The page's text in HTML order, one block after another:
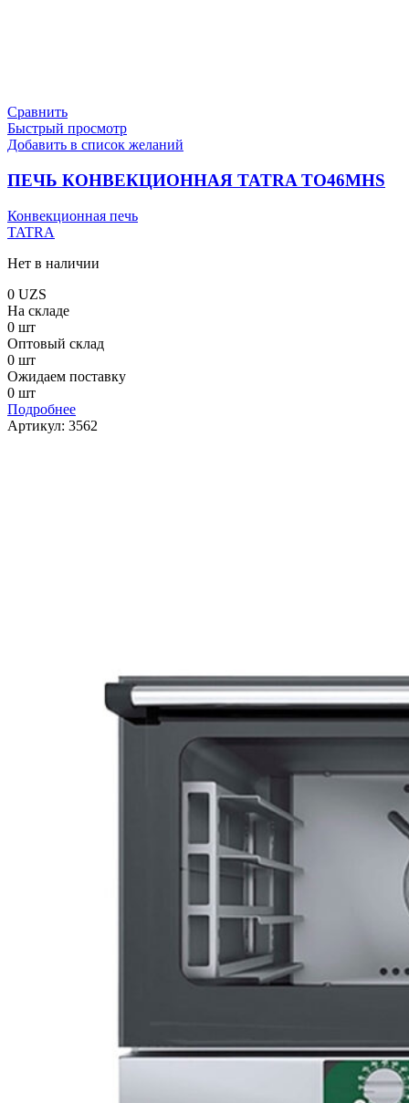
Сравнить
Быстрый просмотр
Добавить в список желаний
ПЕЧЬ КОНВЕКЦИОННАЯ TATRA TO46MHS
Конвекционная печь
TATRA
Нет в наличии
0 UZS
На складе
0 шт
Оптовый склад
0 шт
Ожидаем поставку
0 шт
Подробнее
Артикул: 3562